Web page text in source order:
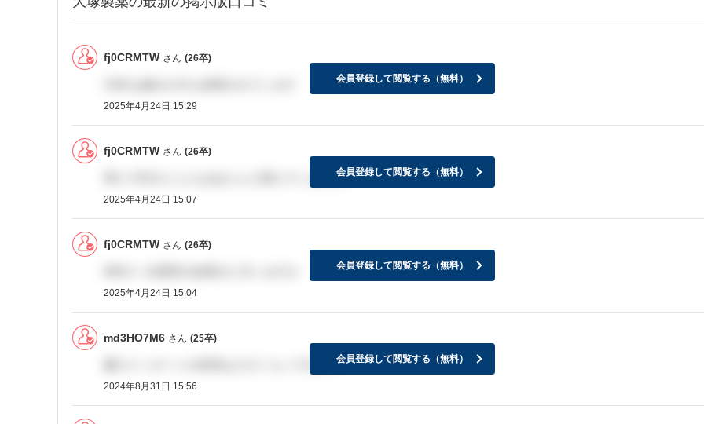
fj0CRMTW さん (26卒)
2025年4月24日 15:29
会員登録して閲覧する（無料）
fj0CRMTW さん (26卒)
周りでESだした人はほとんど落ちていました。
2025年4月24日 15:07
会員登録して閲覧する（無料）
fj0CRMTW さん (26卒)
2025年4月24日 15:04
会員登録して閲覧する（無料）
md3HO7M6 さん (25卒)
夏のインターンの倍率はどのくらいですか？
2024年8月31日 15:56
会員登録して閲覧する（無料）